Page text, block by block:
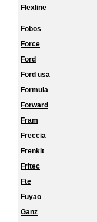
Flexline
Fobos
Force
Ford
Ford usa
Formula
Forward
Fram
Freccia
Frenkit
Fritec
Fte
Fuyao
Ganz